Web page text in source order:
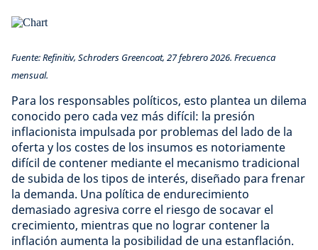
Fuente: Refinitiv, Schroders Greencoat, 27 febrero 2026. Frecuenca
mensual.
Para los responsables políticos, esto plantea un dilema
conocido pero cada vez más difícil: la presión
inflacionista impulsada por problemas del lado de la
oferta y los costes de los insumos es notoriamente
difícil de contener mediante el mecanismo tradicional
de subida de los tipos de interés, diseñado para frenar
la demanda. Una política de endurecimiento
demasiado agresiva corre el riesgo de socavar el
crecimiento, mientras que no lograr contener la
inflación aumenta la posibilidad de una estanflación.